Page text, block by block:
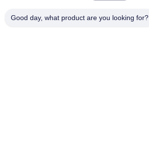
Good day, what product are you looking for?